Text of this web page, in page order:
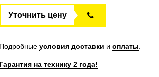
Уточнить цену
Подробные условия доставки и оплаты
Гарантия на технику 2 года!